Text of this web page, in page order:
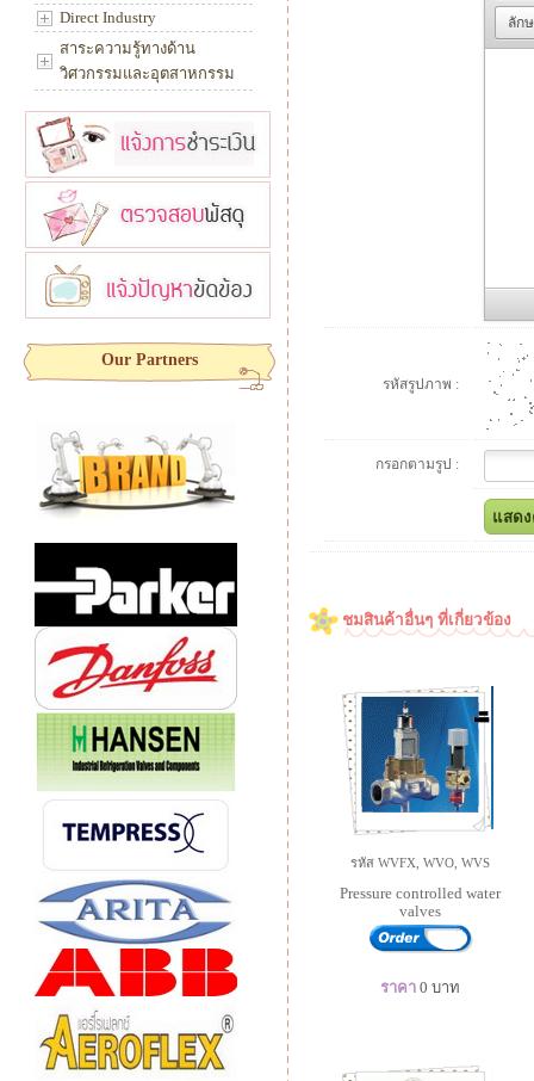
Direct Industry
สาระความรู้ทางด้าน
วิศวกรรมและอุตสาหกรรม
Our Partners
ลัก
รหัสรูปภาพ :
กรอกตามรูป :
ชมสินค้าอื่นๆ ที่เกี่ยวข้อง
รหัส WVFX, WVO, WVS
Pressure controlled water
valves
ราคา 0 บาท